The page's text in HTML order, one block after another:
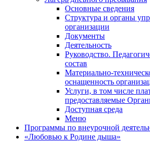
Основные сведения
Структура и органы
организации
Документы
Деятельность
Руководство.
состав
Материально-
оснащенность
Услуги, в том числе
предоставляемые
Доступная среда
Меню
Программы по внеурочной
«Любовью к Родине дыша»